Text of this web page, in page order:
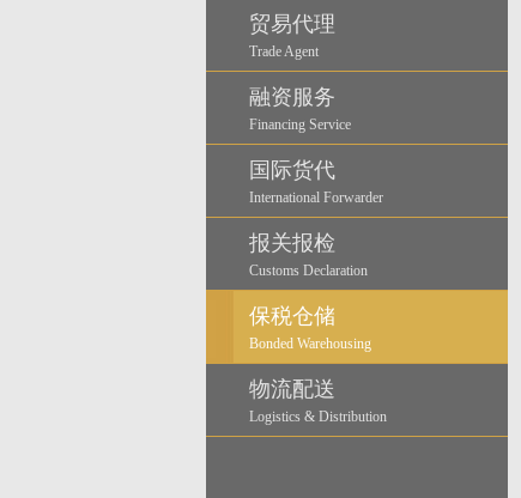
贸易代理
Trade Agent
融资服务
Financing Service
国际货代
International Forwarder
报关报检
Customs Declaration
保税仓储
Bonded Warehousing
物流配送
Logistics & Distribution